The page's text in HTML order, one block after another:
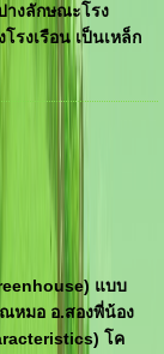
างลักษณะโรง
รงเรือน เป็นเหล็ก
แบบ
หมอ อ.สองพี่น้อง
โค